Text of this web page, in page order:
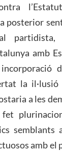
posterior
amb
la
a les
semblants
amb